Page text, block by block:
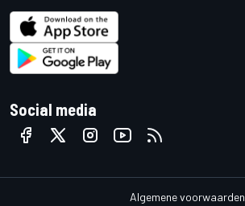
Social media
Algemene voorwaarden